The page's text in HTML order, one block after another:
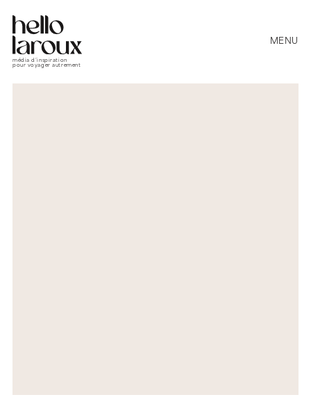
média d’inspiration
pour voyager autrement
MENU